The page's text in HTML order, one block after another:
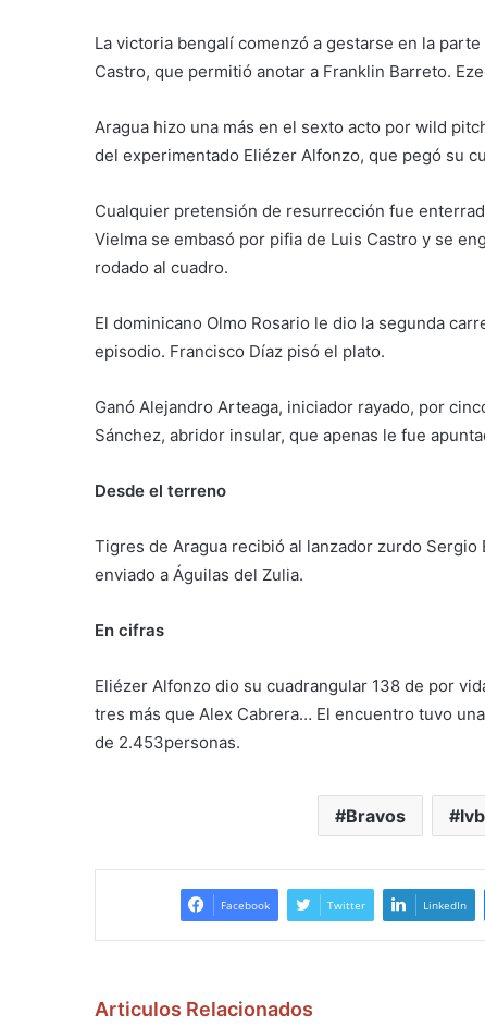
La victoria bengalí comenzó a gestarse en la
Castro, que permitió anotar a Franklin Barreto.
Aragua hizo una más en el sexto acto por wild
del experimentado Eliézer Alfonzo, que pegó su
Cualquier pretensión de resurrección fue
Vielma se embasó por pifia de Luis Castro y se
rodado al cuadro.
El dominicano Olmo Rosario le dio la segunda
episodio. Francisco Díaz pisó el plato.
Ganó Alejandro Arteaga, iniciador rayado, por
Sánchez, abridor insular, que apenas le fue
Desde el terreno
Tigres de Aragua recibió al lanzador zurdo
enviado a Águilas del Zulia.
En cifras
Eliézer Alfonzo dio su cuadrangular 138 de por
tres más que Alex Cabrera… El encuentro tuvo
de 2.453personas.
Bravos
Facebook Twitter LinkedIn
Articulos Relacionados